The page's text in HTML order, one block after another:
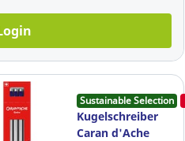
Sustainable Selection
Kugelschreiber
Caran d'Ache